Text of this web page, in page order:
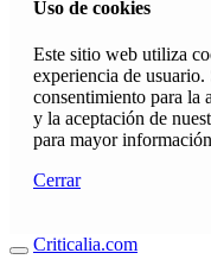
Uso de cookies
Este sitio web utiliza
experiencia de
consentimiento para la
y la aceptación de
para mayor
Cerrar
Criticalia.com